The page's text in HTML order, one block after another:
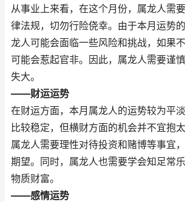
从事业上来看，在这个月份，属龙人需
律法规，切勿行险侥幸。由于本月运势
龙人可能会面临一些风险和挑战，如果不
可能会惹起官非。因此，属龙人需要谨
失大。
——财运运势
在财运方面，本月属龙人的运势较为平
比较稳定，但横财方面的机会并不宜抱
属龙人需要理性对待投资和赌博等事宜
期望。同时，属龙人也需要学会知足常
物质财富。
——感情运势